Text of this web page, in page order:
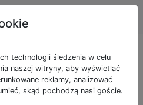
Tagi
technologii śledzenia w celu
naszej witryny, aby wyświetlać
reklamy, analizować
skąd pochodzą nasi goście.